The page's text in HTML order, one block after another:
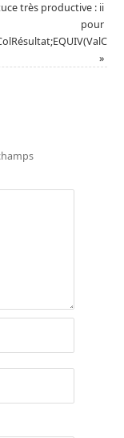
très productive : ii
pour
»